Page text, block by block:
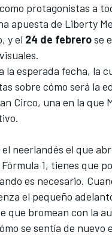
protagonistas a
apuesta de Liberty
y el 24 de febrerose
la esperada fecha, la
sobre cómo será la
Circo, una en la que
neerlandés el que
1, tienes que
es necesario.
el pequeño
que bromean con la
se sentía de